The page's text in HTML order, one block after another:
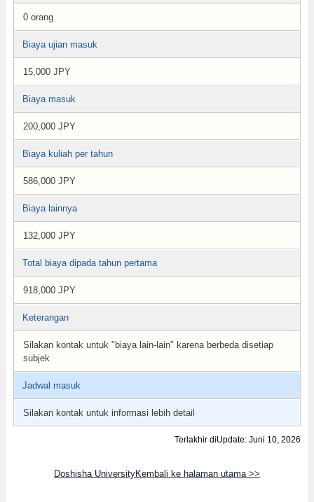
0 orang
Biaya ujian masuk
15,000 JPY
Biaya masuk
200,000 JPY
Biaya kuliah per tahun
586,000 JPY
Biaya lainnya
132,000 JPY
Total biaya dipada tahun pertama
918,000 JPY
Keterangan
Silakan kontak untuk "biaya lain-lain" karena berbeda disetiap
subjek
Jadwal masuk
Silakan kontak untuk informasi lebih detail
Terlakhir diUpdate: Juni 10, 2026
Doshisha UniversityKembali ke halaman utama >>